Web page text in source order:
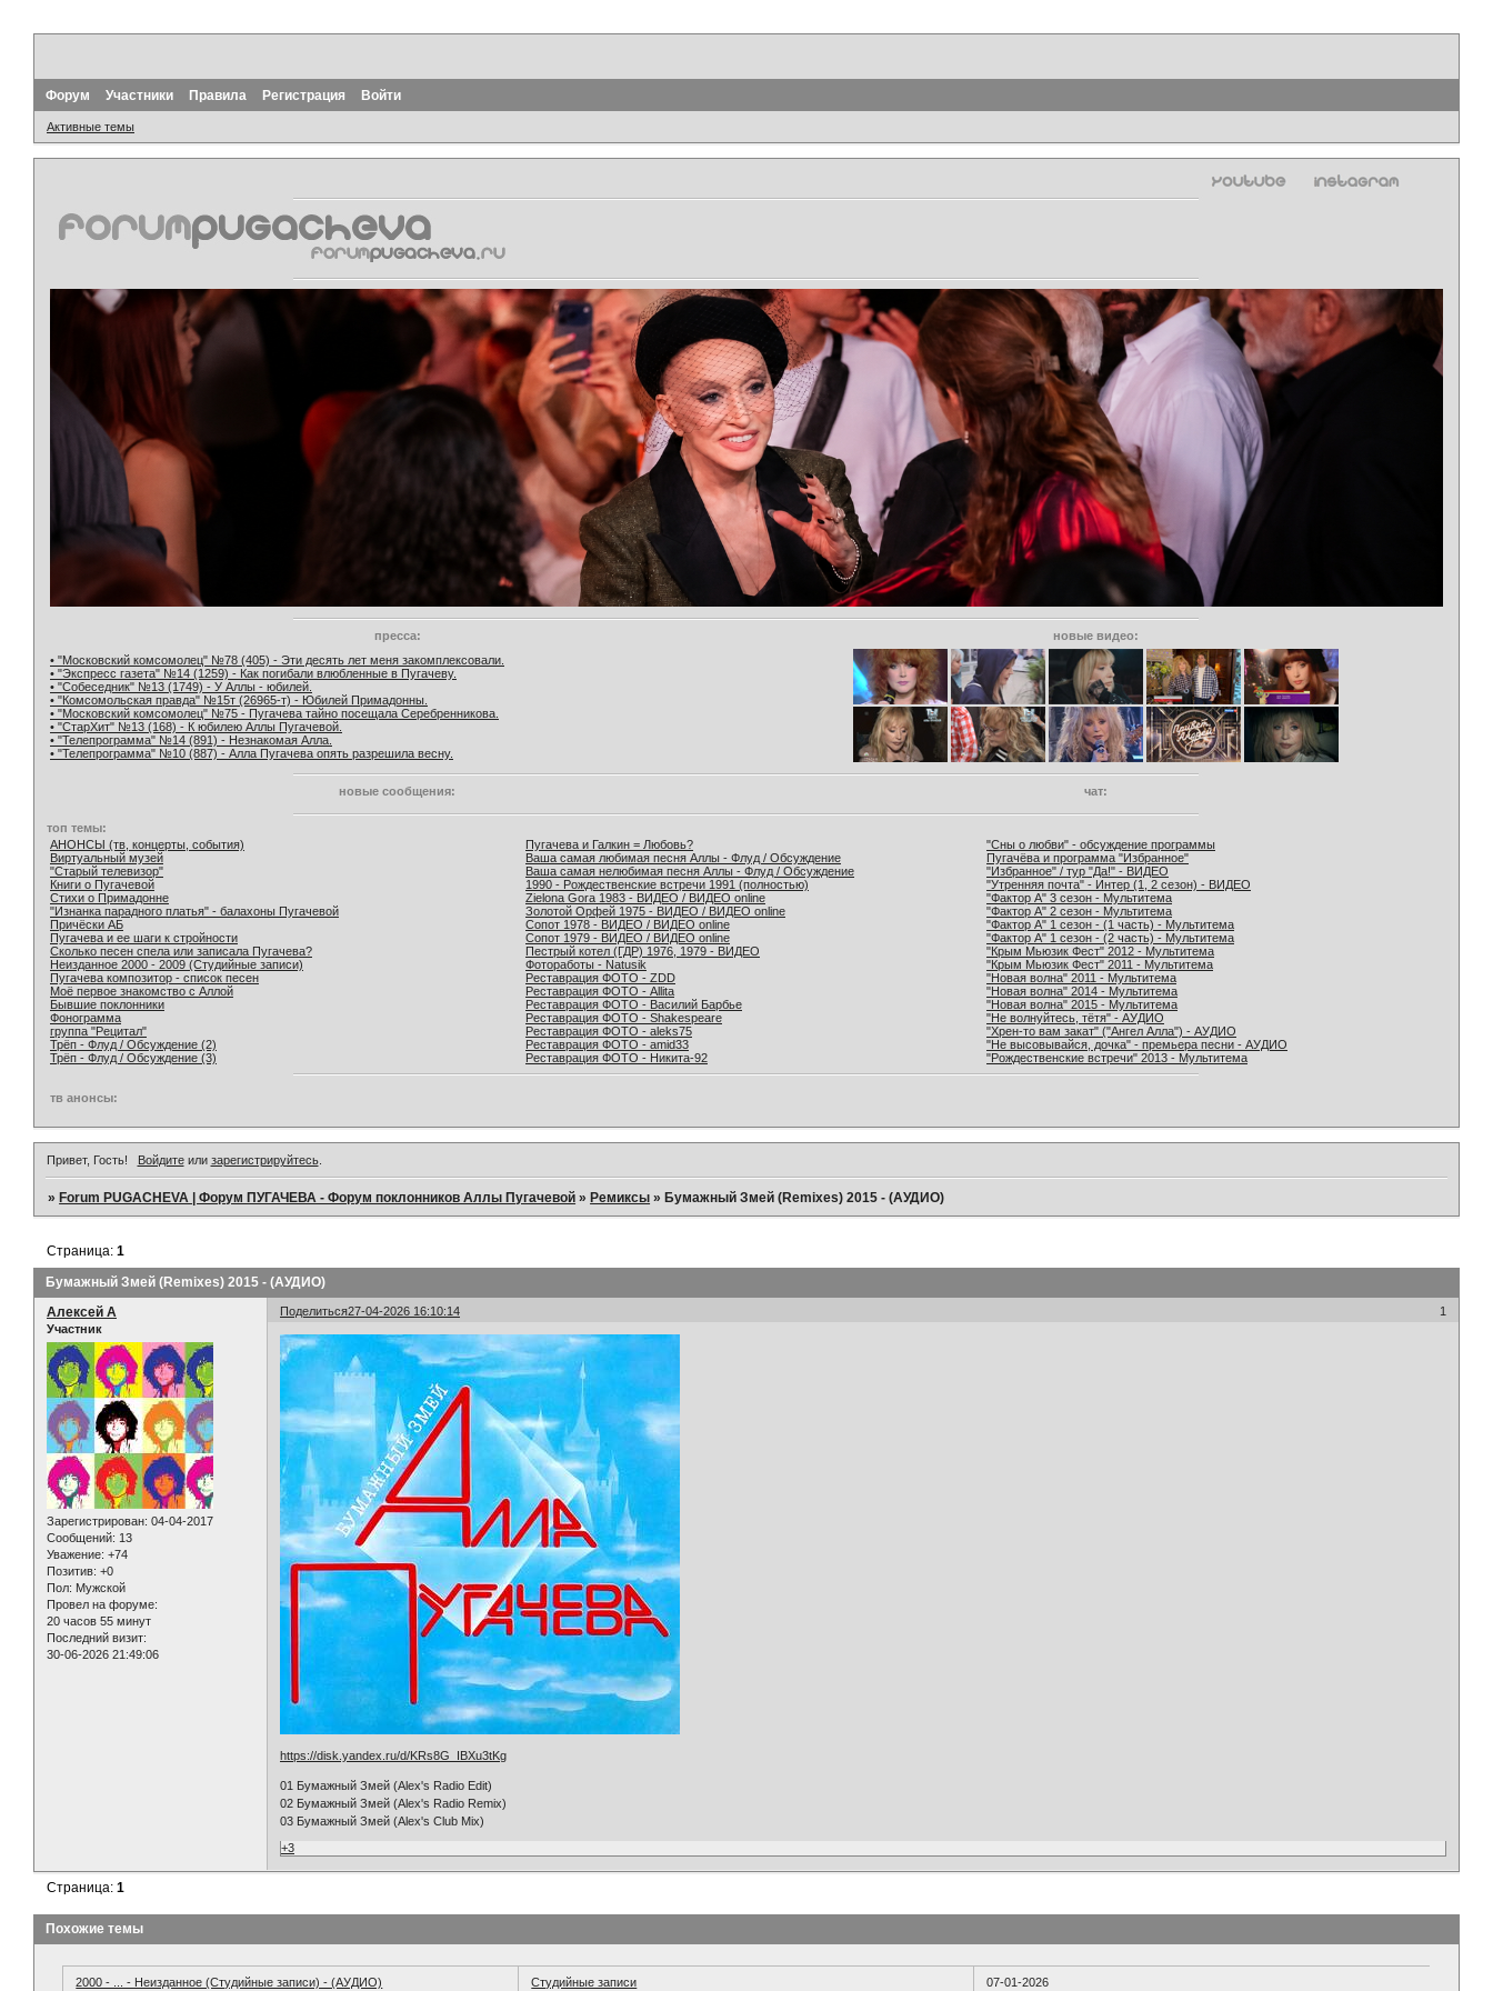
Форум Участники Правила Регистрация Войти
Активные темы
пресса:
новые видео:
• "Московский комсомолец" №78 (405) - Эти десять лет меня закомплексовали.
• "Экспресс газета" №14 (1259) - Как погибали влюбленные в Пугачеву.
• "Собеседник" №13 (1749) - У Аллы - юбилей.
• "Комсомольская правда" №15т (26965-т) - Юбилей Примадонны.
• "Московский комсомолец" №75 - Пугачева тайно посещала Серебренникова.
• "СтарХит" №13 (168) - К юбилею Аллы Пугачевой.
• "Телепрограмма" №14 (891) - Незнакомая Алла.
• "Телепрограмма" №10 (887) - Алла Пугачева опять разрешила весну.
новые сообщения: чат:
топ темы:
АНОНСЫ (тв, концерты, события)
Виртуальный музей
"Старый телевизор"
Книги о Пугачевой
Стихи о Примадонне
"Изнанка парадного платья" - балахоны Пугачевой
Причёски АБ
Пугачева и ее шаги к стройности
Сколько песен спела или записала Пугачева?
Неизданное 2000 - 2009 (Студийные записи)
Пугачева композитор - список песен
Моё первое знакомство с Аллой
Бывшие поклонники
Фонограмма
группа "Рецитал"
Трёп - Флуд / Обсуждение (2)
Трёп - Флуд / Обсуждение (3)
Пугачева и Галкин = Любовь?
Ваша самая любимая песня Аллы - Флуд / Обсуждение
Ваша самая нелюбимая песня Аллы - Флуд / Обсуждение
1990 - Рождественские встречи 1991 (полностью)
Zielona Gora 1983 - ВИДЕО / ВИДЕО online
Золотой Орфей 1975 - ВИДЕО / ВИДЕО online
Сопот 1978 - ВИДЕО / ВИДЕО online
Сопот 1979 - ВИДЕО / ВИДЕО online
Пестрый котел (ГДР) 1976, 1979 - ВИДЕО
Фотоработы - Natusik
Реставрация ФОТО - ZDD
Реставрация ФОТО - Allita
Реставрация ФОТО - Василий Барбье
Реставрация ФОТО - Shakespeare
Реставрация ФОТО - aleks75
Реставрация ФОТО - amid33
Реставрация ФОТО - Никита-92
"Сны о любви" - обсуждение программы
Пугачёва и программа "Избранное"
"Избранное" / тур "Да!" - ВИДЕО
"Утренняя почта" - Интер (1, 2 сезон) - ВИДЕО
"Фактор А" 3 сезон - Мультитема
"Фактор А" 2 сезон - Мультитема
"Фактор А" 1 сезон - (1 часть) - Мультитема
"Фактор А" 1 сезон - (2 часть) - Мультитема
"Крым Мьюзик Фест" 2012 - Мультитема
"Крым Мьюзик Фест" 2011 - Мультитема
"Новая волна" 2011 - Мультитема
"Новая волна" 2014 - Мультитема
"Новая волна" 2015 - Мультитема
"Не волнуйтесь, тётя" - АУДИО
"Хрен-то вам закат" ("Ангел Алла") - АУДИО
"Не высовывайся, дочка" - премьера песни - АУДИО
"Рождественские встречи" 2013 - Мультитема
тв анонсы:
Привет, Гость! Войдитеили зарегистрируйтесь.
»Forum PUGACHEVA | Форум ПУГАЧЕВА - Форум поклонников Аллы Пугачевой »Ремиксы »Бумажный Змей (Remixes) 2015 - (АУДИО)
Бумажный Змей (Remixes) 2015 - (АУДИО)
Страница:1
Поделиться 1
27-04-2026 16:10:14
Алексей А
Участник
Зарегистрирован: 04-04-2017
Сообщений: 13
Уважение: +74
Позитив: +0
Пол: Мужской
Провел на форуме:
20 часов 55 минут
Последний визит:
30-06-2026 21:49:06
https://disk.yandex.ru/d/KRs8G_IBXu3tKg
01 Бумажный Змей (Alex's Radio Edit)
02 Бумажный Змей (Alex's Radio Remix)
03 Бумажный Змей (Alex's Club Mix)
+3
Страница:1
Похожие темы
2000 - ... - Неизданное (Студийные записи) - (АУДИО) Студийные записи 07-01-2026